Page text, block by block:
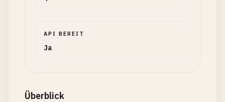
API BEREIT
Ja
Überblick